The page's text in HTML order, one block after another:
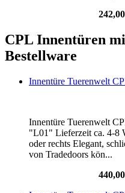
CPL Innentüren
Bestellware
Innentüre Tuerenwelt
Innentüre Tuerenwelt
"L01" Lieferzeit ca. 4-8
oder rechts Elegant,
von Tradedoors kön...